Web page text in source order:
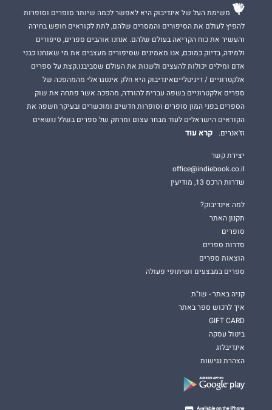
משימת העל של אינדיבוק היא לאפשר לכמה שיותר סופרים וסופרות
להפיץ לעולם את הסיפורים והמסרים שלהם, לתת לקוראים חופש בחירה
והעשיר את כוח הקריאה בעולם שלהם. אנחנו אוהבים ספרים, סיפורים
ולמידה, בדיוק כמוכם, אנו מאמינים שסיפורים מעצבים את מי שאנחנו כבני
אדם ומילים יכולות להעצים ולשנות את העולם שסביבנו.קצת על ספרים
אלקטרוניים / דיגיטלייםאינדיבוק היא חלק אינטגראלי מהמהפכה של
ספרים אלקטרוניים בשפה עברית להורדה, מהפכה אשר פתחה את שוק
הספרים בפני המון סופרים וסופרות חדשים ומוכשרים ובעיקר חשפה את
הקוראים הישראלים לעוד מבחר עצום ומרתק של ספרים בשלל נושאים
וז'אנרים.
קרא עוד
יצירת קשר
office@indiebook.co.il
שדרות הרכס 13, מודיעין
למה אינדיבוק?
תקנון האתר
סופרים
סדרות ספרים
הוצאות ספרים
ספרים במבצעים ושיתופי פעולה
קניה באתר - שו"ת
איך לרכוש ספר באתר
GIFT CARD
ביטול עסקה
אינדיבלוג
הצהרת נגישות